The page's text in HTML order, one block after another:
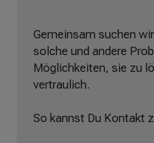
Gemeinsam suchen
solche und andere
Möglichkeiten, sie zu
vertraulich.
So kannst Du Kontakt